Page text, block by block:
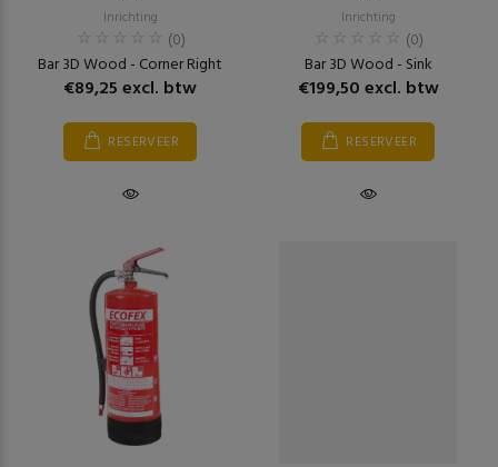
Inrichting
(0)
Bar 3D Wood - Corner Right
€89,25 excl. btw
RESERVEER
Inrichting
(0)
Bar 3D Wood - Sink
€199,50 excl. btw
RESERVEER